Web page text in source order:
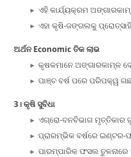
ଏହି କାର୍ଯ୍ୟକ୍ରମ
ଏହା କୃଷି-ଜଙ୍ଗଲକୁ
ଅର୍ଥନ Economic ତିକ ଲାଭ
କୃଷକମାନେ ଅଙ୍ଗାରକାମ୍ଳ
ପାଞ୍ଚ ବର୍ଷ ପରେ ପରିପକ୍ୱ
3। କୃଷି ସୁବିଧା
ଏଗ୍ରୋ-ବନବିଭାଗ ମୃତ୍ତିକାର
ପ୍ରାରମ୍ଭିକ ବର୍ଷରେ
ପାରମ୍ପାରିକ ଫସଲ ତୁଳନାରେ